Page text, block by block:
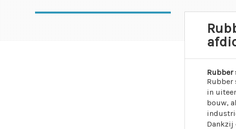
Rubber
Rubber
in
bouw,